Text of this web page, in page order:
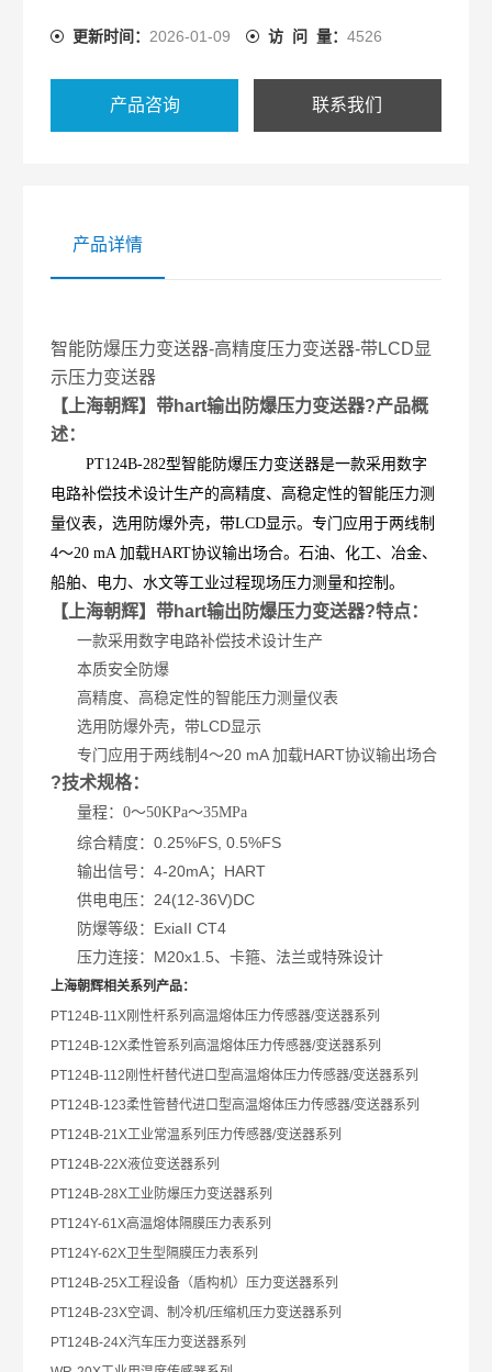
测量和控制。
更新时间： 2026-01-09 访 问 量： 4526
产品咨询 联系我们
产品详情
智能防爆压力变送器-高精度压力变送器-带LCD显
示压力变送器
【上海朝辉】带hart输出防爆压力变送器?产品概
述：
PT124B-282型智能防爆压力变送器是一款采用数字
电路补偿技术设计生产的高精度、高稳定性的智能压力测
量仪表，选用防爆外壳，带LCD显示。专门应用于两线制
4～20 mA 加载HART协议输出场合。石油、化工、冶金、
船舶、电力、水文等工业过程现场压力测量和控制。
【上海朝辉】带hart输出防爆压力变送器?特点：
一款采用数字电路补偿技术设计生产
本质安全防爆
高精度、高稳定性的智能压力测量仪表
选用防爆外壳，带LCD显示
专门应用于两线制4～20 mA 加载HART协议输出场合
?技术规格：
量程：0～50KPa～35MPa
综合精度：0.25%FS, 0.5%FS
输出信号：4-20mA；HART
供电电压：24(12-36V)DC
防爆等级：ExiaII CT4
压力连接：M20x1.5、卡箍、法兰或特殊设计
上海朝辉相关系列产品：
PT124B-11X刚性杆系列高温熔体压力传感器/变送器系列
PT124B-12X柔性管系列高温熔体压力传感器/变送器系列
PT124B-112 刚性杆替代进口型高温熔体压力传感器/变送器系列
PT124B-123柔性管替代进口型高温熔体压力传感器/变送器系列
PT124B-21X工业常温系列压力传感器/变送器系列
PT124B-22X液位变送器系列
PT124B-28X工业防爆压力变送器系列
PT124Y-61X高温熔体隔膜压力表系列
PT124Y-62X 卫生型隔膜压力表系列
PT124B-25X工程设备（盾构机）压力变送器系列
PT124B-23X空调、制冷机/压缩机压力变送器系列
PT124B-24X汽车压力变送器系列